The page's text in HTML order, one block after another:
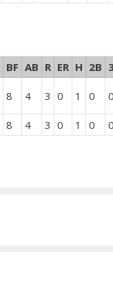
BF AB R ER H 2B
8 4 3 0 1 0
8 4 3 0 1 0